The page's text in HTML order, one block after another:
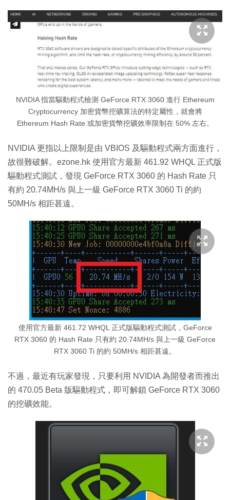
NVIDIA 指當驅動程式檢測 GeForce RTX 3060 進行 Ethereum
Cryptocurrency 加密貨幣挖礦算法的特定屬性，就會將
Ethereum Hash Rate 或加密貨幣挖礦效率限制在 50% 左右。
NVIDIA 更指以上限制是由 VBIOS 及驅動程式兩方面進行，
故很難破解。ezone.hk 使用官方最新 461.92 WHQL 正式版
驅動程式測試，發現 GeForce RTX 3060 的 Hash Rate 只
有約 20.74MH/s 與上一級 GeForce RTX 3060 Ti 的約
50MH/s 相距甚遠。
使用官方最新 461.72 WHQL 正式版驅動程式測試，GeForce
RTX 3060 的 Hash Rate 只有約 20.74MH/s 與上一級 GeForce
RTX 3060 Ti 的約 50MH/s 相距甚遠。
不過，最近有玩家發現，只要利用 NVIDIA 為開發者而推出
的 470.05 Beta 版驅動程式，即可解鎖 GeForce RTX 3060
的挖礦效能。